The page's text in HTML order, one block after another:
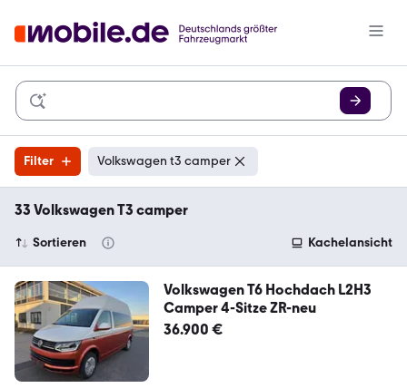
Filter Volkswagen t3 camper
33 Volkswagen T3 camper
Sortieren Kachelansicht
Volkswagen T6 Hochdach L2H3
Camper 4-Sitze ZR-neu
36.900 €